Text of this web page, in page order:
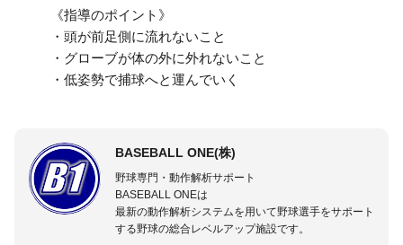
《指導のポイント》
・頭が前足側に流れないこと
・グローブが体の外に外れないこと
・低姿勢で捕球へと運んでいく
BASEBALL ONE(株)
野球専門・動作解析サポート
BASEBALL ONEは
最新の動作解析システムを用いて野球選手をサポート
する野球の総合レベルアップ施設です。